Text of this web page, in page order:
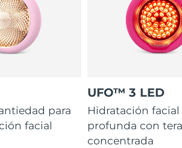
para
facial
UFO™ 3 LED
Hidratación facial
profunda con
concentrada